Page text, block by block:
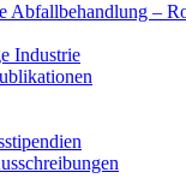
Abfallbehandlung –
Industrie